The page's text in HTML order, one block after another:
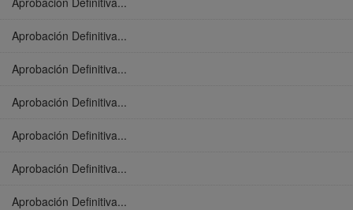
Aprobación Definitiva...
Aprobación Definitiva...
Aprobación Definitiva...
Aprobación Definitiva...
Aprobación Definitiva...
Aprobación Definitiva...